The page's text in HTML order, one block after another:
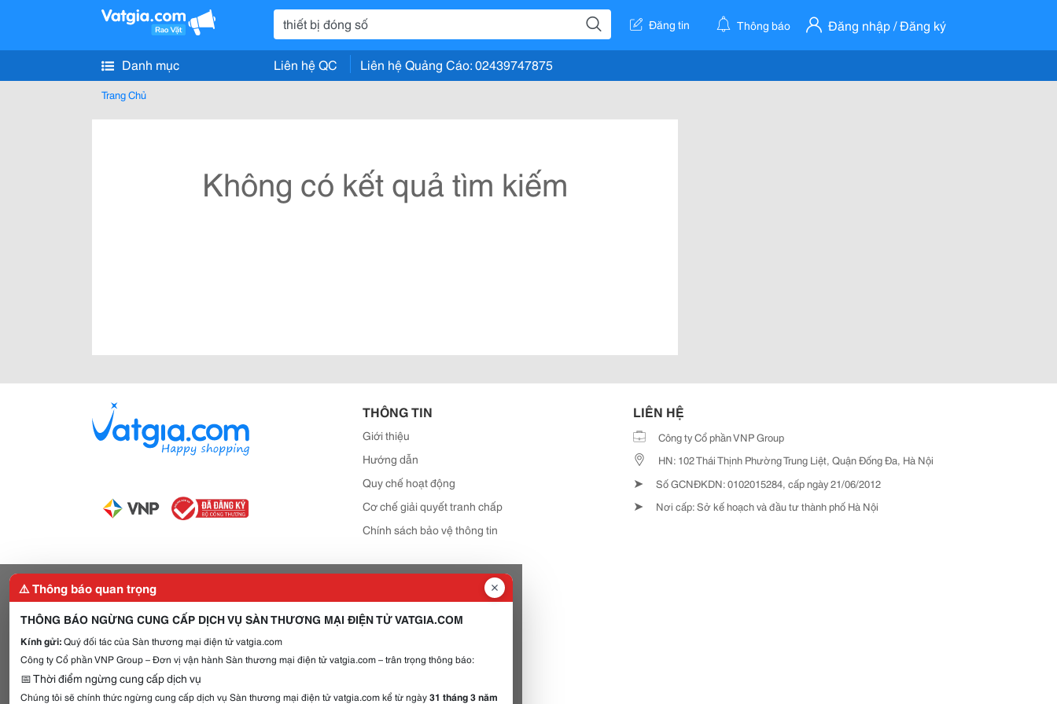
Đăng tin Thông báo Đăng nhập / Đăng ký
Danh mục Liên hệ QC Liên hệ Quảng Cáo: 02439747875
Trang Chủ
Không có kết quả tìm kiếm
THÔNG TIN
Giới thiệu
Hướng dẫn
Quy chế hoạt động
Cơ chế giải quyết tranh chấp
Chính sách bảo vệ thông tin
LIÊN HỆ
Công ty Cổ phần VNP Group
HN: 102 Thái Thịnh Phường Trung Liệt, Quận Đống Đa, Hà Nội
➤ Số GCNĐKDN: 0102015284, cấp ngày 21/06/2012
➤ Nơi cấp: Sở kế hoạch và đầu tư thành phố Hà Nội
⚠️ Thông báo quan trọng
THÔNG BÁO NGỪNG CUNG CẤP DỊCH VỤ SÀN THƯƠNG MẠI ĐIỆN TỬ VATGIA.COM
Kính gửi:Quý đối tác của Sàn thương mại điện tử vatgia.com
Công ty Cổ phần VNP Group – Đơn vị vận hành Sàn thương mại điện tử vatgia.com – trân trọng thông báo:
📅 Thời điểm ngừng cung cấp dịch vụ
Chúng tôi sẽ chính thức ngừng cung cấp dịch vụ Sàn thương mại điện tử vatgia.com kể từ ngày31 tháng 3 năm